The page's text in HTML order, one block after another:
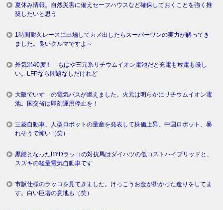
夏休み情報。自然災害に備えセーフハウスなど確保しておくことを強く推
奨したいと思う
1時間耐久レースに出場してカメ出したらスーパーワンの実力が解ってき
ました。良いクルマですよ～
外気温40度！ もはや三元系リチウムイオン電池だと充電も放電も厳し
い。LFPなら問題なしだけれど
大阪でいすゞの電気バスが燃えました。火元は明らかにリチウムイオン電
池。国交省は即刻運用停止を！
三菱自動車、人型ロボットの量産を発表して株価上昇。中国ロボット、暴
れそうで怖い（笑）
黒船となったBYDラッコの対抗馬はダイハツの低コストハイブリッドと、
スズキの軽量電気自動車です
市販仕様のラッコを見てきました。けっこうお金が掛かった造りをしてま
す。白い巨塔の意地も（笑）